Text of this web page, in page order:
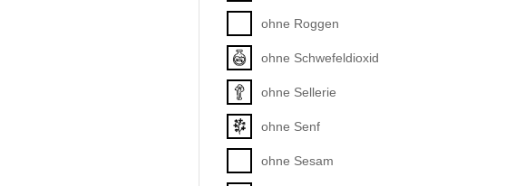
ohne Roggen
ohne Schwefeldioxid
ohne Sellerie
ohne Senf
ohne Sesam